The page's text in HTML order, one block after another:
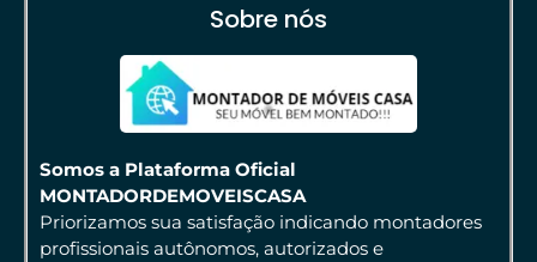
Sobre nós
Somos a Plataforma Oficial
MONTADORDEMOVEISCASA
Priorizamos sua satisfação indicando montadores
profissionais autônomos, autorizados e